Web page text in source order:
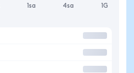
1sa 4sa 1G